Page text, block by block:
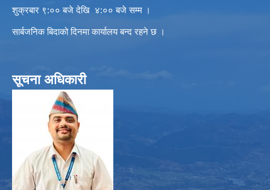
शुक्रबार ९:०० बजे देखि ४:०० बजे सम्म ।
सार्बजनिक बिदाको दिनमा कार्यालय बन्द रहने छ ।
सूचना अधिकारी